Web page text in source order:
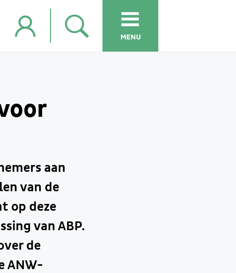
MENU
aan
van de
op deze
van ABP.
de
ANW-